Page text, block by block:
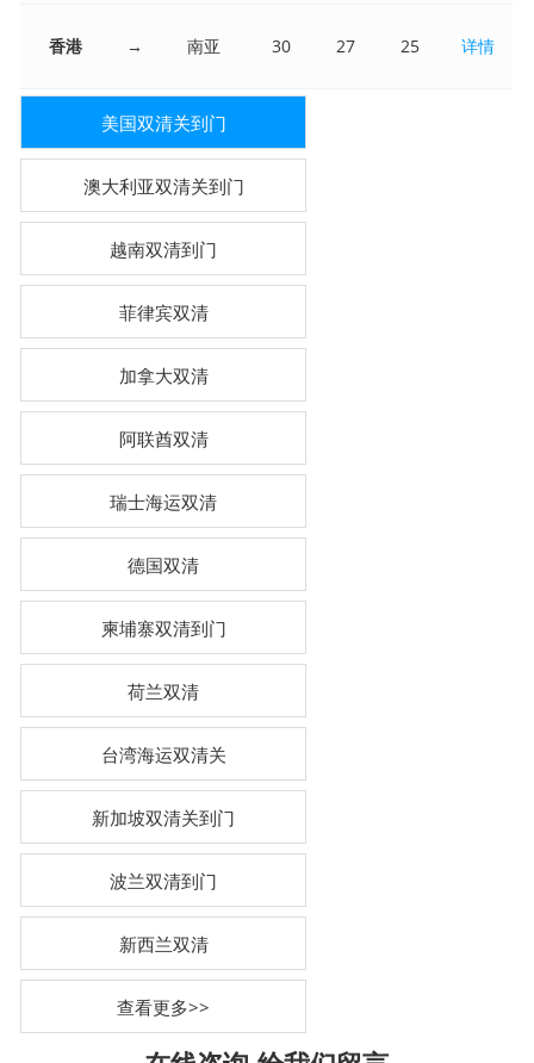
香港 → 南亚 30 27 25 详情
美国双清关到门
澳大利亚双清关到门
越南双清到门
菲律宾双清
加拿大双清
阿联酋双清
瑞士海运双清
德国双清
柬埔寨双清到门
荷兰双清
台湾海运双清关
新加坡双清关到门
波兰双清到门
新西兰双清
查看更多>>